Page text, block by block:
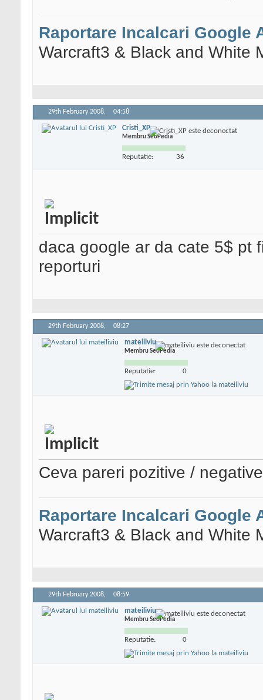
Raportare Incalcari Google
Warcraft3 & Black and White
29th February 2008, 04:58
Cristi_XP
Membru SeoPedia
Reputatie: 36
daca google ar da cate 5$ pt
reporturi
29th February 2008, 08:27
mateiliviu
Membru SeoPedia
Reputatie: 0
Ceva pareri pozitive /
Raportare Incalcari Google
Warcraft3 & Black and White
29th February 2008, 08:59
mateiliviu
Membru SeoPedia
Reputatie: 0